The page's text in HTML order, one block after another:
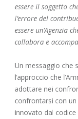
essere il soggetto
l’errore del
essere un’Agenzia
collabora e
Un messaggio che
l’approccio che
adottare nei
confrontarsi con
innovato dal